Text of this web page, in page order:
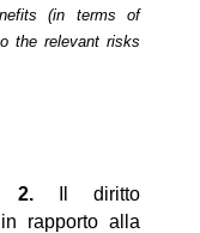
(in terms of
the relevant risks
2.Il diritto
in rapporto alla